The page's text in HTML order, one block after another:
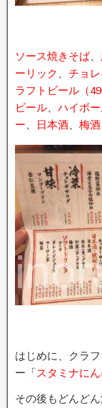
ソース焼きそば、
ーリック
チョ
ラフトビール（
ビール
ハイボ
ー
日本酒 梅酒
はじめに、クラ
ー「スタミナにん
その後もどんどん